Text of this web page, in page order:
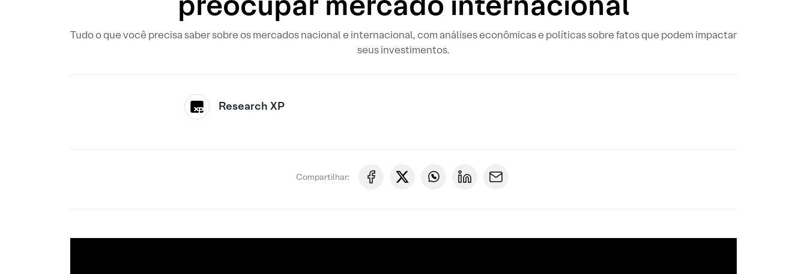
Tudo o que você precisa saber sobre os mercados nacional e internacional, com análises econômicas e políticas sobre fatos que podem impactar
seus investimentos.
Research XP
Compartilhar: